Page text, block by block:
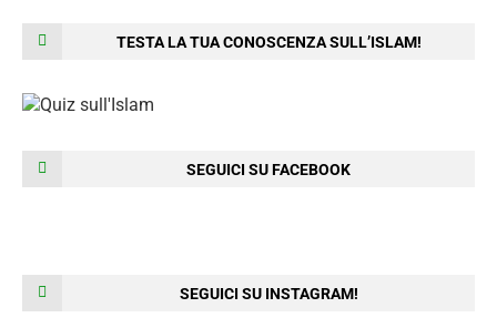
TESTA LA TUA CONOSCENZA SULL’ISLAM!
SEGUICI SU FACEBOOK
SEGUICI SU INSTAGRAM!